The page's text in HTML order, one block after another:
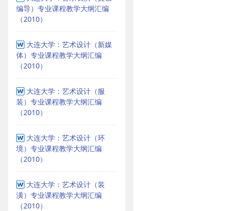
编导）专业课程教学大纲汇编
（2010）
大连大学：艺术设计（新媒
体）专业课程教学大纲汇编
（2010）
大连大学：艺术设计（服
装）专业课程教学大纲汇编
（2010）
大连大学：艺术设计（环
境）专业课程教学大纲汇编
（2010）
大连大学：艺术设计（装
潢）专业课程教学大纲汇编
（2010）